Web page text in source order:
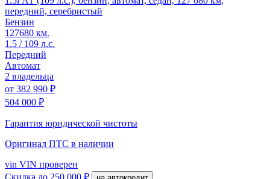
передний, серебристый
Бензин
127680 км.
1.5 / 109 л.с.
Передний
Автомат
2 владельца
от 382 990 ₽
504 000 ₽
Гарантия юридической чистоты
Оригинал ПТС в наличии
vin VIN проверен
Скидка до 250 000 ₽